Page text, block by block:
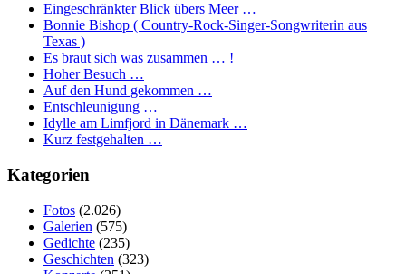
Eingeschränkter Blick übers Meer …
Bonnie Bishop ( Country-Rock-Singer-Songwriterin aus
Texas )
Es braut sich was zusammen … !
Hoher Besuch …
Auf den Hund gekommen …
Entschleunigung …
Idylle am Limfjord in Dänemark …
Kurz festgehalten …
Kategorien
Fotos (2.026)
Galerien (575)
Gedichte (235)
Geschichten (323)